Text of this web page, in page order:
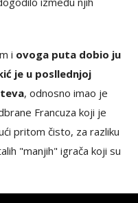
i ovoga puta dobio ju
je u posllednjoj
, odnosno imao je
Francuza koji je
pritom čisto, za razliku
"manjih" igrača koji su